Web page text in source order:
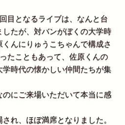
目となるライブは、なんと台
したが、対バンがぼくの大学時
んにりゅうこちゃんで構成さ
たこともあって、佐原くんの
時代の懐かしい仲間たちが集
にご来場いただいて本当に感
れ、ほぼ満席となりました。